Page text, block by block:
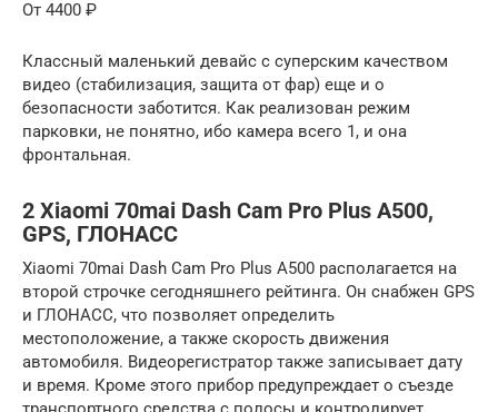
От 4400 ₽
Классный маленький девайс с суперским качеством
видео (стабилизация, защита от фар) еще и о
безопасности заботится. Как реализован режим
парковки, не понятно, ибо камера всего 1, и она
фронтальная.
2 Xiaomi 70mai Dash Cam Pro Plus A500,
GPS, ГЛОНАСС
Xiaomi 70mai Dash Cam Pro Plus A500 располагается на
второй строчке сегодняшнего рейтинга. Он снабжен GPS
и ГЛОНАСС, что позволяет определить
местоположение, а также скорость движения
автомобиля. Видеорегистратор также записывает дату
и время. Кроме этого прибор предупреждает о съезде